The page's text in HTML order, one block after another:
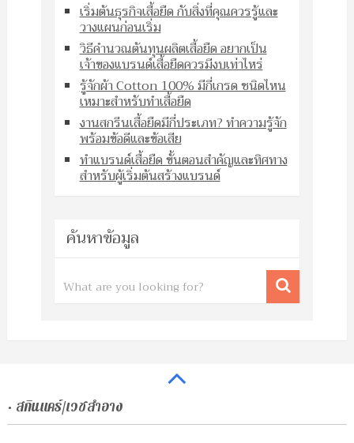
เริ่มต้นธุรกิจเสื้อยืด กับสิ่งที่คุณควรรู้และ
วางแผนก่อนเริ่ม
วิธีคำนวณต้นทุนผลิตเสื้อยืด อยากเป็น
เจ้าของแบรนด์เสื้อยืดควรมีงบเท่าไหร่
รู้จักผ้า Cotton 100% มีกี่เกรด ชนิดไหน
เหมาะสำหรับทำเสื้อยืด
งานสกรีนเสื้อยืดมีกี่ประเภท? ทำความรู้จัก
พร้อมข้อดีและข้อเสีย
ทำแบรนด์เสื้อยืด ขั้นตอนสำคัญและทิศทาง
สำหรับผู้เริ่มต้นสร้างแบรนด์
ค้นหาข้อมูล
• สกินแคร์/เวชสำอาง